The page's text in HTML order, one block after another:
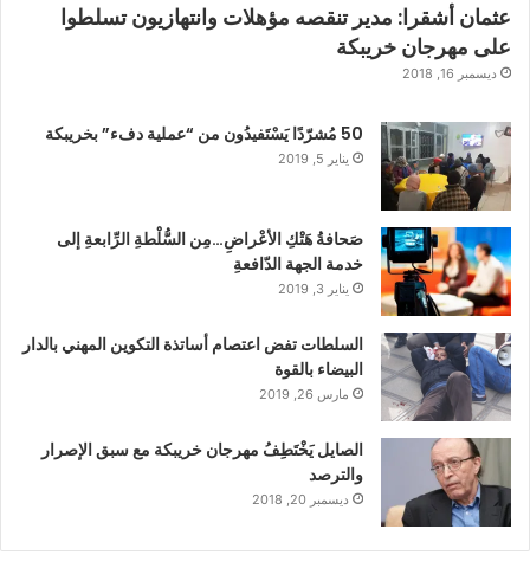
عثمان أشقرا: مدير تنقصه مؤهلات وانتهازيون تسلطوا
على مهرجان خريبكة
ديسمبر 16, 2018
50 مُشرّدًا يَسْتَفيدُون من “عملية دفء” بخريبكة
يناير 5, 2019
صَحافةُ هَتْكِ الأعْراضِ…مِن السُّلْطةِ الرِّابعةِ إلى
خدمة الجهة الدّافعةِ
يناير 3, 2019
السلطات تفض اعتصام أساتذة التكوين المهني بالدار
البيضاء بالقوة
مارس 26, 2019
الصايل يَخْتَطِفُ مهرجان خريبكة مع سبق الإصرار
والترصد
ديسمبر 20, 2018